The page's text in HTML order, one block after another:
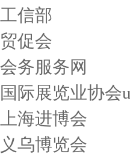
工信部
贸促会
会务服务网
国际展览业协会
上海进博会
义乌博览会